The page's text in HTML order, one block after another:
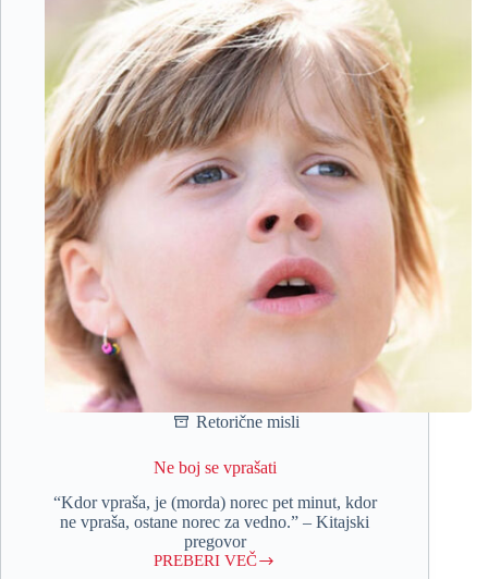
Retorične misli
Ne boj se vprašati
“Kdor vpraša, je (morda) norec pet minut, kdor
ne vpraša, ostane norec za vedno.” – Kitajski
pregovor
PREBERI VEČ
Ne